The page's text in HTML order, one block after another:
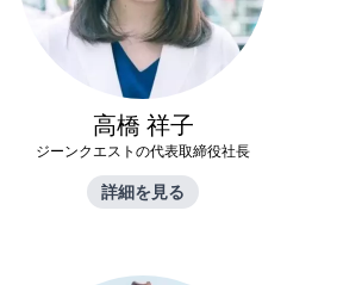
高橋 祥子
ジーンクエストの代表取締役社長
詳細を見る